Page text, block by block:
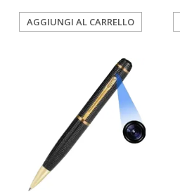
AGGIUNGI AL CARRELLO